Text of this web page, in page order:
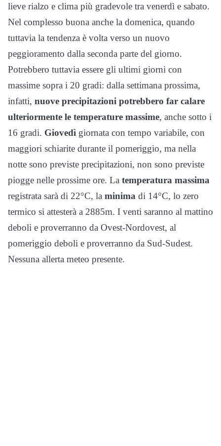
lieve rialzo e clima più gradevole tra venerdì e sabato.
Nel complesso buona anche la domenica, quando
tuttavia la tendenza è volta verso un nuovo
peggioramento dalla seconda parte del giorno.
Potrebbero tuttavia essere gli ultimi giorni con
massime sopra i 20 gradi: dalla settimana prossima,
infatti, nuove precipitazioni potrebbero far calare
ulteriormente le temperature massime, anche sotto i
16 gradi. Giovedì giornata con tempo variabile, con
maggiori schiarite durante il pomeriggio, ma nella
notte sono previste precipitazioni, non sono previste
piogge nelle prossime ore. La temperatura massima
registrata sarà di 22°C, la minima di 14°C, lo zero
termico si attesterà a 2885m. I venti saranno al mattino
deboli e proverranno da Ovest-Nordovest, al
pomeriggio deboli e proverranno da Sud-Sudest.
Nessuna allerta meteo presente.